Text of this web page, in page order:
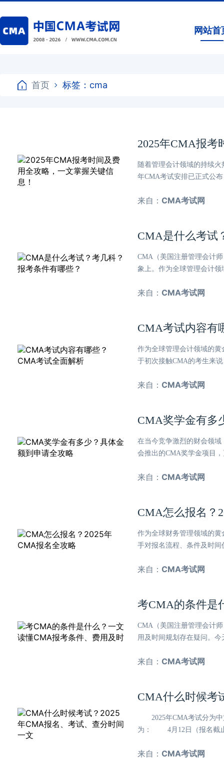
网站首
首页 标签：cma
2025年CMA报考
随着管理会计领域的持续
年CMA考试安排已正式公
来自： CMA考试网
CMA是什么考试
CMA（美国注册管理会计
象上。作为全球管理会计
来自： CMA考试网
CMA考试内容有
作为全球管理会计领域的
于初次接触CMA的考生来
来自： CMA考试网
CMA奖学金有多
在当今竞争激烈的财会领
会推出的CMA奖学金项目
来自： CMA考试网
CMA怎么报名？
作为全球财务管理领域的
手对报名流程、条件及时
来自： CMA考试网
考CMA的条件是
CMA（美国注册管理会计
用及时间规划存在疑问。
来自： CMA考试网
CMA什么时候考
2025年CMA考试分为中
为： 4月12日（报名截
来自： CMA考试网